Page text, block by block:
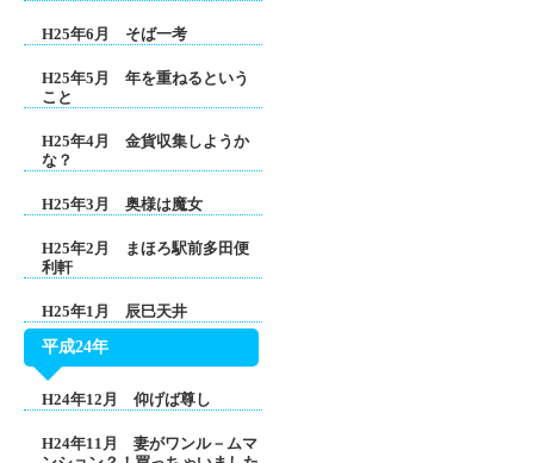
H25年6月 そば一考
H25年5月 年を重ねるという
こと
H25年4月 金貨収集しようか
な？
H25年3月 奥様は魔女
H25年2月 まほろ駅前多田便
利軒
H25年1月 辰巳天井
平成24年
H24年12月 仰げば尊し
H24年11月 妻がワンル－ムマ